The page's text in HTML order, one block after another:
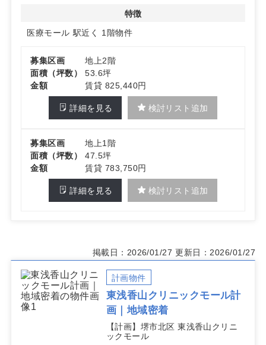
1km同心円で36,009人の居住人口に加え、エリアは増加
整形外科・泌尿器科・心療内科の募集科目とも親和性が高
となる可能性があります。詳細はお問い合わせください
特徴
医療モール 駅近く 1階物件
募集区画
地上2階
面積（坪数）
53.6坪
金額
賃貸 825,440円
詳細を見る 検討リスト追加
募集区画
地上1階
面積（坪数）
47.5坪
金額
賃貸 783,750円
詳細を見る 検討リスト追加
掲載日：2026/01/27 更新日：2026/01/27
計画物件
東浅香山クリニックモール計
画｜地域密着
【計画】堺市北区 東浅香山クリニ
ックモール